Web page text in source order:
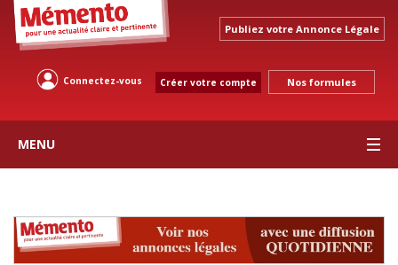
Publiez votre Annonce Légale
Connectez-vous Créer votre compte Nos formules
MENU